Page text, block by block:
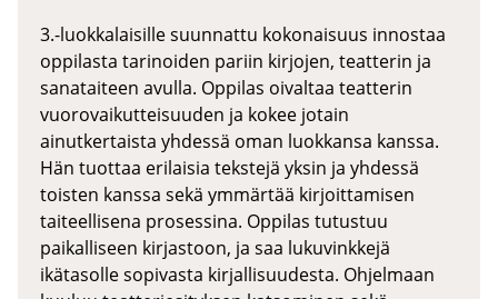
3.-luokkalaisille suunnattu kokonaisuus innostaa
oppilasta tarinoiden pariin kirjojen, teatterin ja
sanataiteen avulla. Oppilas oivaltaa teatterin
vuorovaikutteisuuden ja kokee jotain
ainutkertaista yhdessä oman luokkansa kanssa.
Hän tuottaa erilaisia tekstejä yksin ja yhdessä
toisten kanssa sekä ymmärtää kirjoittamisen
taiteellisena prosessina. Oppilas tutustuu
paikalliseen kirjastoon, ja saa lukuvinkkejä
ikätasolle sopivasta kirjallisuudesta. Ohjelmaan